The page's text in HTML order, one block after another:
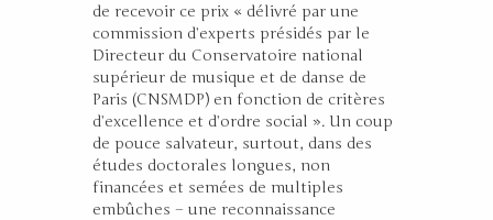
de recevoir ce prix « délivré par une
commission d’experts présidés par le
Directeur du Conservatoire national
supérieur de musique et de danse de
Paris (CNSMDP) en fonction de critères
d’excellence et d’ordre social ». Un coup
de pouce salvateur, surtout, dans des
études doctorales longues, non
financées et semées de multiples
embûches – une reconnaissance